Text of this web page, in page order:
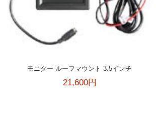
モニター ルーフマウント 3.5インチ
21,600円